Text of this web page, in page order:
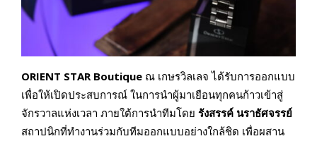
ORIENT STAR Boutique ณ เกษรวิลเลจ ได้รับการออกแบบ
เพื่อให้เปิดประสบการณ์ ในการนำผู้มาเยือนทุกคนก้าวเข้าสู่
จักรวาลแห่งเวลา ภายใต้การนำทีมโดย รังสรรค์ นราธัศจรรย์
สถาปนิกที่ทำงานร่วมกับทีมออกแบบอย่างใกล้ชิด เพื่อผสาน